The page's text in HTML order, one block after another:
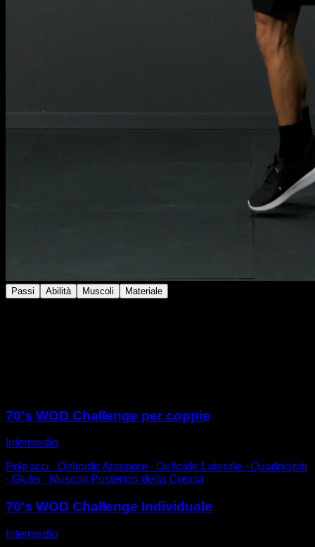
Passi Abilità Muscoli Materiale
70's WOD Challenge per coppie
Intermedio
Polpacci ∙ Deltoide Anteriore ∙ Deltoide Laterale ∙ Quadricipiti
∙ Glutei ∙ Muscoli Posteriori della Coscia
70's WOD Challenge Individuale
Intermedio